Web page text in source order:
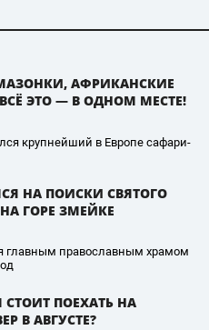
АФРИКАНСКИЕ
ЭТО — В ОДНОМ МЕСТЕ!
крупнейший в Европе сафари-
НА ПОИСКИ СВЯТОГО
ГОРЕ ЗМЕЙКЕ
главным православным храмом
ПОЕХАТЬ НА
В АВГУСТЕ?